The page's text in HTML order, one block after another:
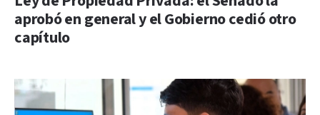
aprobó en general y el Gobierno cedió otro
capítulo